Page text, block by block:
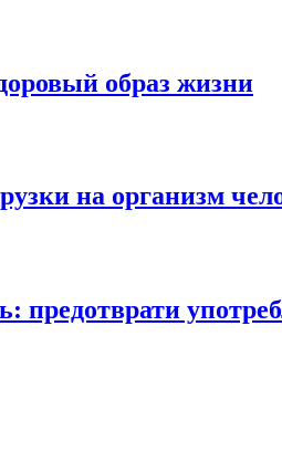
образ жизни
на организм
предотврати